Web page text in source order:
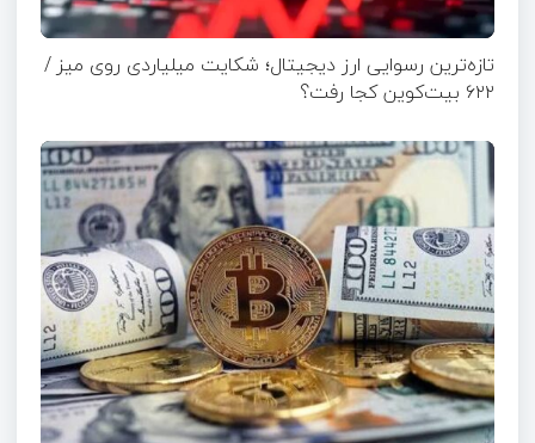
تازه‌ترین رسوایی ارز دیجیتال؛ شکایت میلیاردی روی میز /
۶۲۲ بیت‌کوین کجا رفت؟